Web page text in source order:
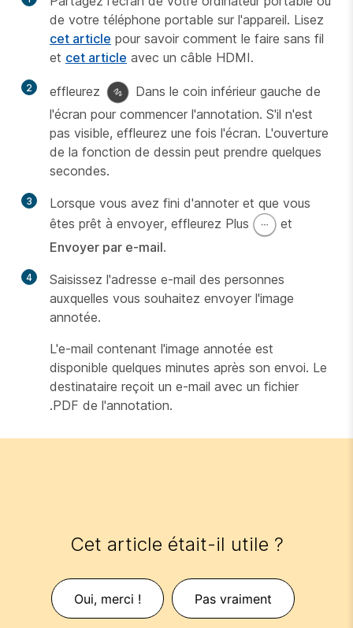
de votre téléphone portable sur l'appareil. Lisez
cet article pour savoir comment le faire sans fil
et cet article avec un câble HDMI.
2 effleurez
Dans le coin inférieur gauche de
l'écran pour commencer l'annotation. S'il n'est
pas visible, effleurez une fois l'écran. L'ouverture
de la fonction de dessin peut prendre quelques
secondes.
3
Lorsque vous avez fini d'annoter et que vous
êtes prêt à envoyer, effleurez Plus
et
Envoyer par e-mail.
4
Saisissez l'adresse e-mail des personnes
auxquelles vous souhaitez envoyer l'image
annotée.
L'e-mail contenant l'image annotée est
disponible quelques minutes après son envoi. Le
destinataire reçoit un e-mail avec un fichier
.PDF de l'annotation.
Cet article était-il utile ?
Oui, merci ! Pas vraiment